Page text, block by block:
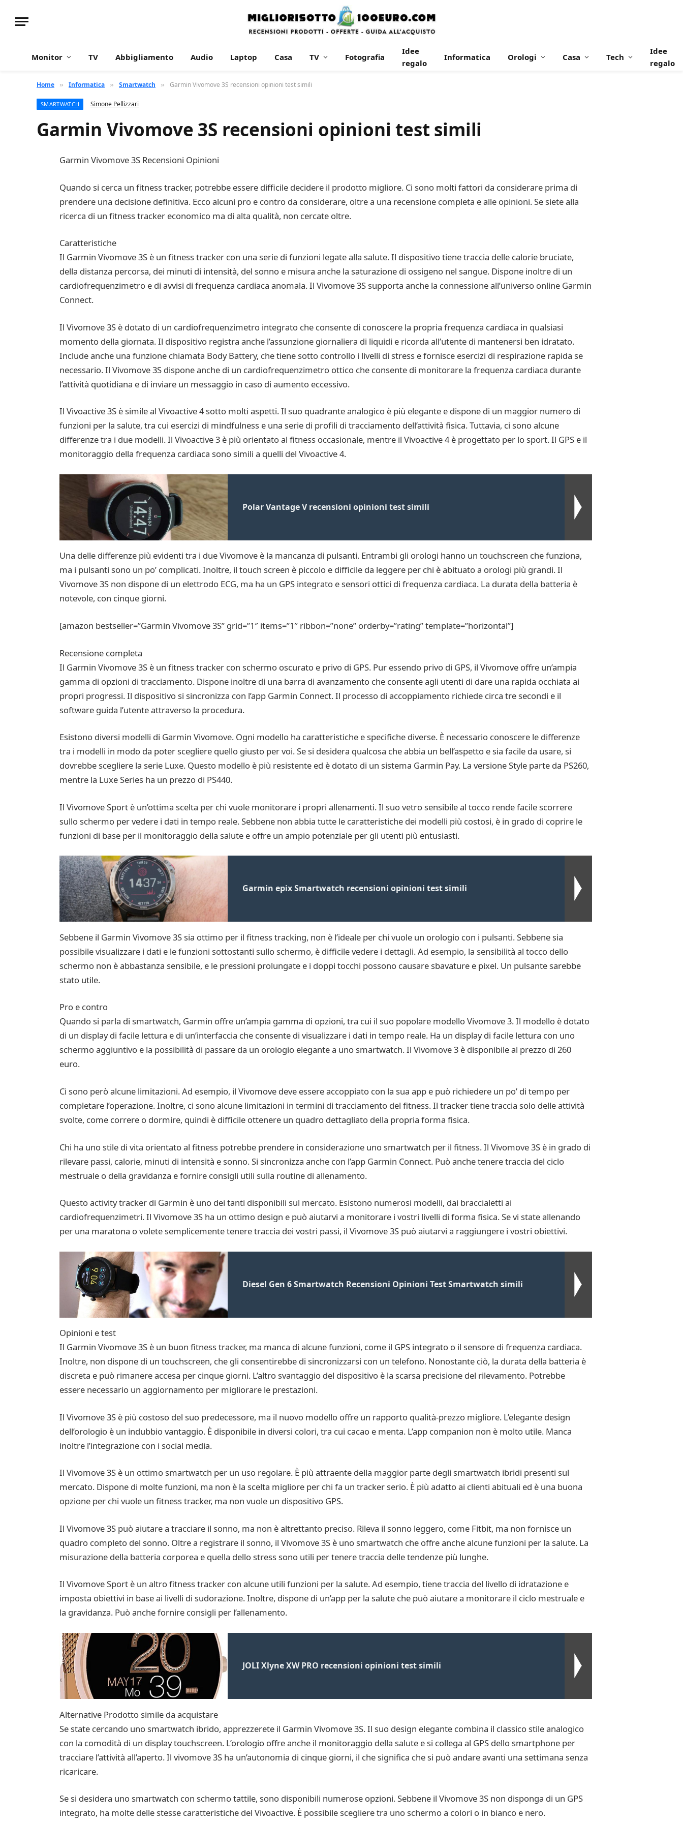
Monitor TV Abbigliamento Audio Laptop Casa TV Fotografia
Idee
regalo
Informatica Orologi Casa Tech
Idee
regalo
Home » Informatica » Smartwatch » Garmin Vivomove 3S recensioni opinioni test simili
SMARTWATCH Simone Pellizzari
Garmin Vivomove 3S recensioni opinioni test simili
Garmin Vivomove 3S Recensioni Opinioni
Quando si cerca un fitness tracker, potrebbe essere difficile decidere il prodotto migliore. Ci sono molti fattori da considerare prima di
prendere una decisione definitiva. Ecco alcuni pro e contro da considerare, oltre a una recensione completa e alle opinioni. Se siete alla
ricerca di un fitness tracker economico ma di alta qualità, non cercate oltre.
Caratteristiche
Il Garmin Vivomove 3S è un fitness tracker con una serie di funzioni legate alla salute. Il dispositivo tiene traccia delle calorie bruciate,
della distanza percorsa, dei minuti di intensità, del sonno e misura anche la saturazione di ossigeno nel sangue. Dispone inoltre di un
cardiofrequenzimetro e di avvisi di frequenza cardiaca anomala. Il Vivomove 3S supporta anche la connessione all’universo online Garmin
Connect.
Il Vivomove 3S è dotato di un cardiofrequenzimetro integrato che consente di conoscere la propria frequenza cardiaca in qualsiasi
momento della giornata. Il dispositivo registra anche l’assunzione giornaliera di liquidi e ricorda all’utente di mantenersi ben idratato.
Include anche una funzione chiamata Body Battery, che tiene sotto controllo i livelli di stress e fornisce esercizi di respirazione rapida se
necessario. Il Vivomove 3S dispone anche di un cardiofrequenzimetro ottico che consente di monitorare la frequenza cardiaca durante
l’attività quotidiana e di inviare un messaggio in caso di aumento eccessivo.
Il Vivoactive 3S è simile al Vivoactive 4 sotto molti aspetti. Il suo quadrante analogico è più elegante e dispone di un maggior numero di
funzioni per la salute, tra cui esercizi di mindfulness e una serie di profili di tracciamento dell’attività fisica. Tuttavia, ci sono alcune
differenze tra i due modelli. Il Vivoactive 3 è più orientato al fitness occasionale, mentre il Vivoactive 4 è progettato per lo sport. Il GPS e il
monitoraggio della frequenza cardiaca sono simili a quelli del Vivoactive 4.
Polar Vantage V recensioni opinioni test simili
Una delle differenze più evidenti tra i due Vivomove è la mancanza di pulsanti. Entrambi gli orologi hanno un touchscreen che funziona,
ma i pulsanti sono un po’ complicati. Inoltre, il touch screen è piccolo e difficile da leggere per chi è abituato a orologi più grandi. Il
Vivomove 3S non dispone di un elettrodo ECG, ma ha un GPS integrato e sensori ottici di frequenza cardiaca. La durata della batteria è
notevole, con cinque giorni.
[amazon bestseller=”Garmin Vivomove 3S” grid=”1″ items=”1″ ribbon=”none” orderby=”rating” template=”horizontal”]
Recensione completa
Il Garmin Vivomove 3S è un fitness tracker con schermo oscurato e privo di GPS. Pur essendo privo di GPS, il Vivomove offre un’ampia
gamma di opzioni di tracciamento. Dispone inoltre di una barra di avanzamento che consente agli utenti di dare una rapida occhiata ai
propri progressi. Il dispositivo si sincronizza con l’app Garmin Connect. Il processo di accoppiamento richiede circa tre secondi e il
software guida l’utente attraverso la procedura.
Esistono diversi modelli di Garmin Vivomove. Ogni modello ha caratteristiche e specifiche diverse. È necessario conoscere le differenze
tra i modelli in modo da poter scegliere quello giusto per voi. Se si desidera qualcosa che abbia un bell’aspetto e sia facile da usare, si
dovrebbe scegliere la serie Luxe. Questo modello è più resistente ed è dotato di un sistema Garmin Pay. La versione Style parte da PS260,
mentre la Luxe Series ha un prezzo di PS440.
Il Vivomove Sport è un’ottima scelta per chi vuole monitorare i propri allenamenti. Il suo vetro sensibile al tocco rende facile scorrere
sullo schermo per vedere i dati in tempo reale. Sebbene non abbia tutte le caratteristiche dei modelli più costosi, è in grado di coprire le
funzioni di base per il monitoraggio della salute e offre un ampio potenziale per gli utenti più entusiasti.
Garmin epix Smartwatch recensioni opinioni test simili
Sebbene il Garmin Vivomove 3S sia ottimo per il fitness tracking, non è l’ideale per chi vuole un orologio con i pulsanti. Sebbene sia
possibile visualizzare i dati e le funzioni sottostanti sullo schermo, è difficile vedere i dettagli. Ad esempio, la sensibilità al tocco dello
schermo non è abbastanza sensibile, e le pressioni prolungate e i doppi tocchi possono causare sbavature e pixel. Un pulsante sarebbe
stato utile.
Pro e contro
Quando si parla di smartwatch, Garmin offre un’ampia gamma di opzioni, tra cui il suo popolare modello Vivomove 3. Il modello è dotato
di un display di facile lettura e di un’interfaccia che consente di visualizzare i dati in tempo reale. Ha un display di facile lettura con uno
schermo aggiuntivo e la possibilità di passare da un orologio elegante a uno smartwatch. Il Vivomove 3 è disponibile al prezzo di 260
euro.
Ci sono però alcune limitazioni. Ad esempio, il Vivomove deve essere accoppiato con la sua app e può richiedere un po’ di tempo per
completare l’operazione. Inoltre, ci sono alcune limitazioni in termini di tracciamento del fitness. Il tracker tiene traccia solo delle attività
svolte, come correre o dormire, quindi è difficile ottenere un quadro dettagliato della propria forma fisica.
Chi ha uno stile di vita orientato al fitness potrebbe prendere in considerazione uno smartwatch per il fitness. Il Vivomove 3S è in grado di
rilevare passi, calorie, minuti di intensità e sonno. Si sincronizza anche con l’app Garmin Connect. Può anche tenere traccia del ciclo
mestruale o della gravidanza e fornire consigli utili sulla routine di allenamento.
Questo activity tracker di Garmin è uno dei tanti disponibili sul mercato. Esistono numerosi modelli, dai braccialetti ai
cardiofrequenzimetri. Il Vivomove 3S ha un ottimo design e può aiutarvi a monitorare i vostri livelli di forma fisica. Se vi state allenando
per una maratona o volete semplicemente tenere traccia dei vostri passi, il Vivomove 3S può aiutarvi a raggiungere i vostri obiettivi.
Diesel Gen 6 Smartwatch Recensioni Opinioni Test Smartwatch simili
Opinioni e test
Il Garmin Vivomove 3S è un buon fitness tracker, ma manca di alcune funzioni, come il GPS integrato o il sensore di frequenza cardiaca.
Inoltre, non dispone di un touchscreen, che gli consentirebbe di sincronizzarsi con un telefono. Nonostante ciò, la durata della batteria è
discreta e può rimanere accesa per cinque giorni. L’altro svantaggio del dispositivo è la scarsa precisione del rilevamento. Potrebbe
essere necessario un aggiornamento per migliorare le prestazioni.
Il Vivomove 3S è più costoso del suo predecessore, ma il nuovo modello offre un rapporto qualità-prezzo migliore. L’elegante design
dell’orologio è un indubbio vantaggio. È disponibile in diversi colori, tra cui cacao e menta. L’app companion non è molto utile. Manca
inoltre l’integrazione con i social media.
Il Vivomove 3S è un ottimo smartwatch per un uso regolare. È più attraente della maggior parte degli smartwatch ibridi presenti sul
mercato. Dispone di molte funzioni, ma non è la scelta migliore per chi fa un tracker serio. È più adatto ai clienti abituali ed è una buona
opzione per chi vuole un fitness tracker, ma non vuole un dispositivo GPS.
Il Vivomove 3S può aiutare a tracciare il sonno, ma non è altrettanto preciso. Rileva il sonno leggero, come Fitbit, ma non fornisce un
quadro completo del sonno. Oltre a registrare il sonno, il Vivomove 3S è uno smartwatch che offre anche alcune funzioni per la salute. La
misurazione della batteria corporea e quella dello stress sono utili per tenere traccia delle tendenze più lunghe.
Il Vivomove Sport è un altro fitness tracker con alcune utili funzioni per la salute. Ad esempio, tiene traccia del livello di idratazione e
imposta obiettivi in base ai livelli di sudorazione. Inoltre, dispone di un’app per la salute che può aiutare a monitorare il ciclo mestruale e
la gravidanza. Può anche fornire consigli per l’allenamento.
JOLI Xlyne XW PRO recensioni opinioni test simili
Alternative Prodotto simile da acquistare
Se state cercando uno smartwatch ibrido, apprezzerete il Garmin Vivomove 3S. Il suo design elegante combina il classico stile analogico
con la comodità di un display touchscreen. L’orologio offre anche il monitoraggio della salute e si collega al GPS dello smartphone per
tracciare l’attività all’aperto. Il vivomove 3S ha un’autonomia di cinque giorni, il che significa che si può andare avanti una settimana senza
ricaricare.
Se si desidera uno smartwatch con schermo tattile, sono disponibili numerose opzioni. Sebbene il Vivomove 3S non disponga di un GPS
integrato, ha molte delle stesse caratteristiche del Vivoactive. È possibile scegliere tra uno schermo a colori o in bianco e nero.